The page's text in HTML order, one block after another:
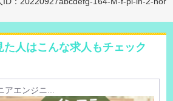
た人はこんな求人もチェック
エンジニ...